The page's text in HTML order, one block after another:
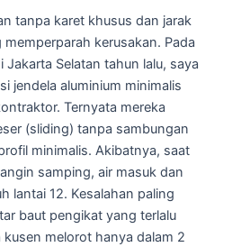
tanpa karet khusus dan jarak
kerusakan. Pada
Jakarta Selatan tahun lalu, saya
jendela aluminium minimalis
Ternyata mereka
(sliding) tanpa sambungan
minimalis. Akibatnya, saat
samping, air masuk dan
lantai 12. Kesalahan paling
baut pengikat yang terlalu
melorot hanya dalam 2